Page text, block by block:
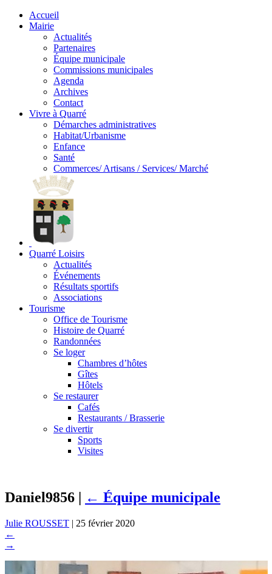
Accueil
Mairie
Actualités
Partenaires
Équipe municipale
Commissions municipales
Agenda
Archives
Contact
Vivre à Quarré
Démarches administratives
Habitat/Urbanisme
Enfance
Santé
Commerces/ Artisans / Services/ Marché
Quarré Loisirs
Actualités
Événements
Résultats sportifs
Associations
Tourisme
Office de Tourisme
Histoire de Quarré
Randonnées
Se loger
Chambres d’hôtes
Gîtes
Hôtels
Se restaurer
Cafés
Restaurants / Brasserie
Se divertir
Sports
Visites
Daniel9856 | ← Équipe municipale
Julie ROUSSET | 25 février 2020
←
→